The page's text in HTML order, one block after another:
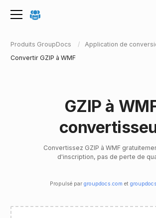
Produits GroupDocs
Application de
Convertir GZIP à WMF
GZIP à
Convertissez GZIP à WMF
d'inscription, pas de perte de
Propulsé par groupdocs.com et